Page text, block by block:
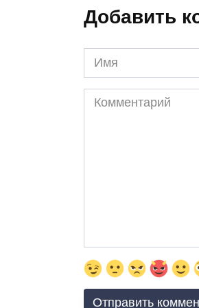
Добавить
Имя
Комментарий